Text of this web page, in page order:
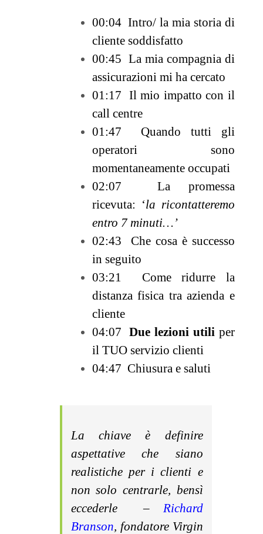
00:04 Intro/ la mia storia di
cliente soddisfatto
00:45 La mia compagnia di
assicurazioni mi ha cercato
01:17 Il mio impatto con il
call centre
01:47 Quando tutti gli
operatori sono
momentaneamente occupati
02:07 La promessa
ricevuta: ‘la ricontatteremo
entro 7 minuti…’
02:43 Che cosa è successo
in seguito
03:21 Come ridurre la
distanza fisica tra azienda e
cliente
04:07 Due lezioni utili per
il TUO servizio clienti
04:47 Chiusura e saluti
La chiave è definire
aspettative che siano
realistiche per i clienti e
non solo centrarle, bensì
eccederle
– Richard
Branson, fondatore Virgin